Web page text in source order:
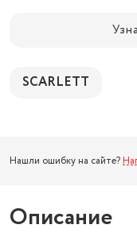
SCARLETT
Нашли ошибку на сайте?
Описание